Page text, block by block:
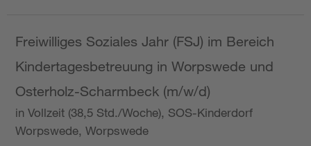
Freiwilliges Soziales Jahr (FSJ) im Bereich
Kindertagesbetreuung in Worpswede und
Osterholz-Scharmbeck (m/w/d)
in Vollzeit (38,5 Std./Woche), SOS-Kinderdorf
Worpswede, Worpswede